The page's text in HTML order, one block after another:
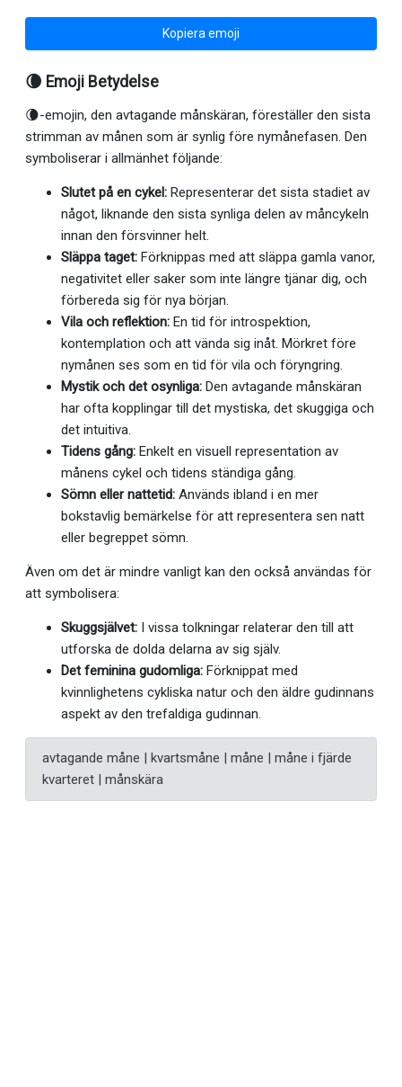
Kopiera emoji
🌘 Emoji Betydelse
🌘-emojin, den avtagande månskäran, föreställer den sista
strimman av månen som är synlig före nymånefasen. Den
symboliserar i allmänhet följande:
Slutet på en cykel: Representerar det sista stadiet av
något, liknande den sista synliga delen av måncykeln
innan den försvinner helt.
Släppa taget: Förknippas med att släppa gamla vanor,
negativitet eller saker som inte längre tjänar dig, och
förbereda sig för nya början.
Vila och reflektion: En tid för introspektion,
kontemplation och att vända sig inåt. Mörkret före
nymånen ses som en tid för vila och föryngring.
Mystik och det osynliga: Den avtagande månskäran
har ofta kopplingar till det mystiska, det skuggiga och
det intuitiva.
Tidens gång: Enkelt en visuell representation av
månens cykel och tidens ständiga gång.
Sömn eller nattetid: Används ibland i en mer
bokstavlig bemärkelse för att representera sen natt
eller begreppet sömn.
Även om det är mindre vanligt kan den också användas för
att symbolisera:
Skuggsjälvet: I vissa tolkningar relaterar den till att
utforska de dolda delarna av sig själv.
Det feminina gudomliga: Förknippat med
kvinnlighetens cykliska natur och den äldre gudinnans
aspekt av den trefaldiga gudinnan.
avtagande måne | kvartsmåne | måne | måne i fjärde
kvarteret | månskära